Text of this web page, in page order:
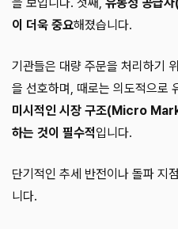
이 더욱 중요해졌습니다.
기관들은 대량 주문을 처리하기
을 선호하며, 때로는 의도적으로
미시적인 시장 구조(Micro
하는 것이 필수적입니다.
단기적인 추세 반전이나 돌파 지
니다.